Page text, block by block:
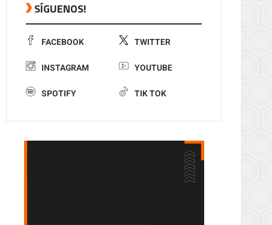
SÍGUENOS!
FACEBOOK TWITTER
INSTAGRAM YOUTUBE
SPOTIFY TIK TOK